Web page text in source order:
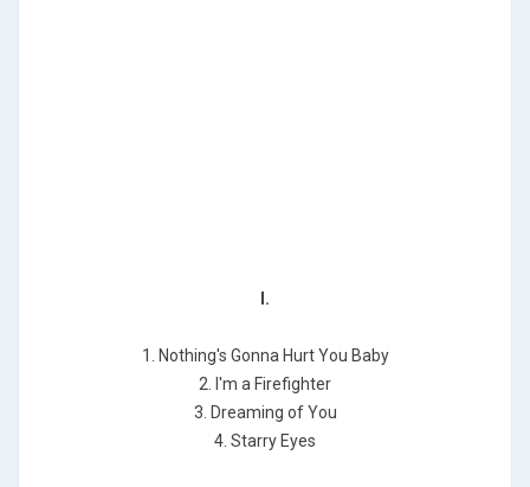
I.
1. Nothing's Gonna Hurt You Baby
2. I'm a Firefighter
3. Dreaming of You
4. Starry Eyes